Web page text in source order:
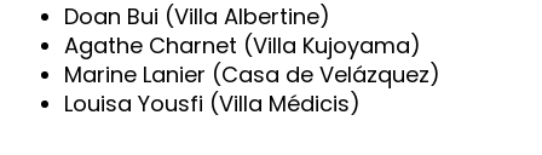
Doan Bui (Villa Albertine)
Agathe Charnet (Villa Kujoyama)
Marine Lanier (Casa de Velázquez)
Louisa Yousfi (Villa Médicis)